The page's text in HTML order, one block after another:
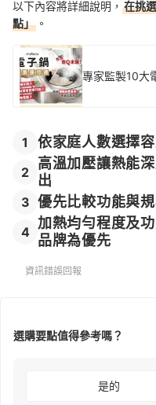
以下內容將詳細說明， 在挑
點」 。
專家監製10大
1 依家庭人數選擇
2
高溫加壓讓熱能
出
3 優先比較功能與
4
加熱均勻程度及
品牌為優先
資訊錯誤回報
選購要點值得參考嗎？
是的